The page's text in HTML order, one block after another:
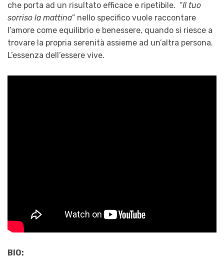
che porta ad un risultato efficace e ripetibile. “Il tuo
sorriso la mattina” nello specifico vuole raccontare
l’amore come equilibrio e benessere, quando si riesce a
trovare la propria serenità assieme ad un’altra persona.
L’essenza dell’essere vive.
BIO: